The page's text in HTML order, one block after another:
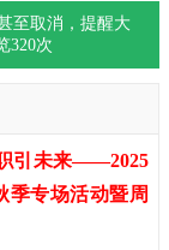
至取消，提醒大
320次
引未来——2025
季专场活动暨周